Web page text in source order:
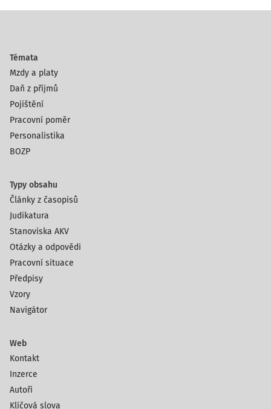
Témata
Mzdy a platy
Daň z příjmů
Pojištění
Pracovní poměr
Personalistika
BOZP
Typy obsahu
Články z časopisů
Judikatura
Stanoviska AKV
Otázky a odpovědi
Pracovní situace
Předpisy
Vzory
Navigátor
Web
Kontakt
Inzerce
Autoři
Klíčová slova